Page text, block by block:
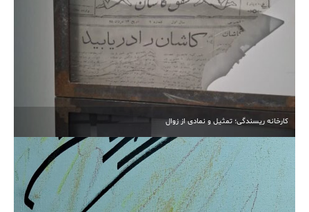
آبیاری غرقابی در کاشان در اوج بحران آب
انتخابات مجدد هیأت‌مدیره خیرین مدرسه‌ساز کاشان برگزار
کارخانه ریسندگی؛ تمثیل و نمادی از زوال